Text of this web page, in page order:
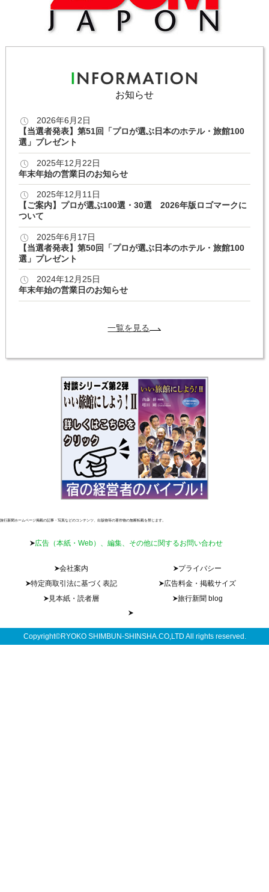
お知らせ
2026年6月2日
【当選者発表】第51回「プロが選ぶ日本のホテル・旅館100
選」プレゼント
2025年12月22日
年末年始の営業日のお知らせ
2025年12月11日
【ご案内】プロが選ぶ100選・30選 2026年版ロゴマークに
ついて
2025年6月17日
【当選者発表】第50回「プロが選ぶ日本のホテル・旅館100
選」プレゼント
2024年12月25日
年末年始の営業日のお知らせ
一覧を見る
旅行新聞ホームページ掲載の記事・写真などのコンテンツ、出版物等の著作物の無断転載を禁じます。
広告（本紙・Web）、編集、その他に関するお問い合わせ
会社案内
プライバシー
特定商取引法に基づく表記
広告料金・掲載サイズ
見本紙・読者層
旅行新聞 blog
Copyright©RYOKO SHIMBUN-SHINSHA.CO,LTD All rights reserved.